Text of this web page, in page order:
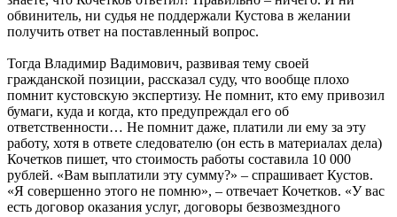
обвинитель, ни судья не поддержали Кустова в желании
получить ответ на поставленный вопрос.
Тогда Владимир Вадимович, развивая тему своей
гражданской позиции, рассказал суду, что вообще плохо
помнит кустовскую экспертизу. Не помнит, кто ему привозил
бумаги, куда и когда, кто предупреждал его об
ответственности… Не помнит даже, платили ли ему за эту
работу, хотя в ответе следователю (он есть в материалах дела)
Кочетков пишет, что стоимость работы составила 10 000
рублей. «Вам выплатили эту сумму?» – спрашивает Кустов.
«Я совершенно этого не помню», – отвечает Кочетков. «У вас
есть договор оказания услуг, договоры безвозмездного